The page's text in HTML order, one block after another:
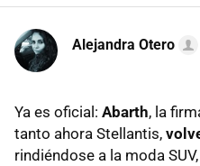
Alejandra Otero
Ya es oficial: Abarth, la
tanto ahora Stellantis,
rindiéndose a la moda